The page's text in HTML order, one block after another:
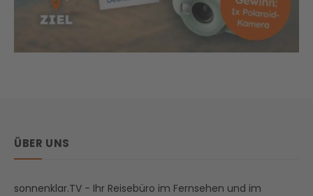
ÜBER UNS
sonnenklar.TV - Ihr Reisebüro im Fernsehen und im